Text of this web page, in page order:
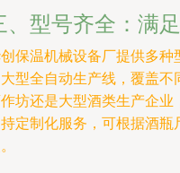
、型号齐全：满
保温机械设备厂提供多
型全自动生产线，覆盖
坊还是大型酒类生产企
定制化服务，可根据酒